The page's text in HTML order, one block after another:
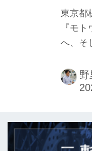
てい
い
東京都
『モ
へ、そ
売店。
自動
として
る。
野